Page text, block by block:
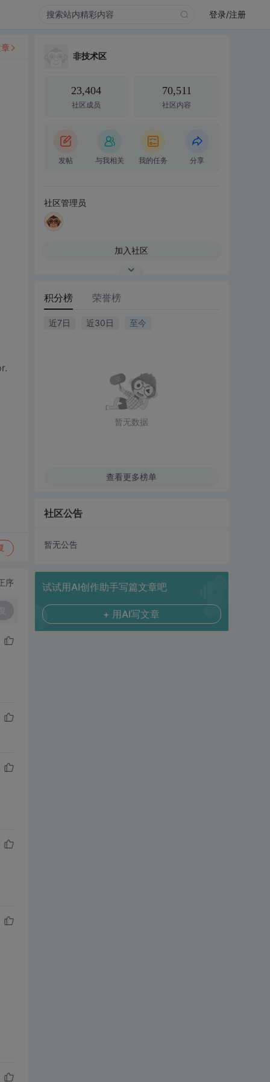
登录/注册
序
非技术区
23,404
社区成员
70,511
社区内容
发帖 与我相关 我的任务 分享
社区管理员
加入社区
积分榜 荣誉榜
近7日 近30日 至今
暂无数据
查看更多榜单
社区公告
暂无公告
试试用AI创作助手写篇文章吧
+ 用AI写文章